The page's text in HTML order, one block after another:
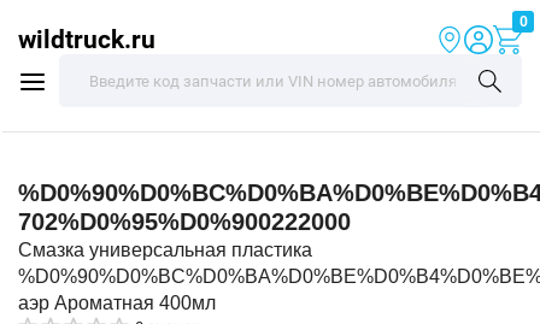
wildtruck.ru
0
702%D0%95%D0%900222000
Смазка универсальная пластика
аэр Ароматная 400мл